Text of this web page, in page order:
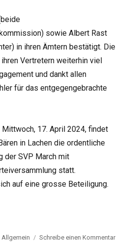
sowie Albert Rast
in ihren Ämtern bestätigt. Die
Vertretern weiterhin viel
und dankt allen
für das entgegengebrachte
Mittwoch, 17. April 2024, findet
in Lachen die ordentliche
der SVP March mit
statt.
auf eine grosse Beteiligung.
Kategorien
Allgemein Schreibe einen Kommentarzu